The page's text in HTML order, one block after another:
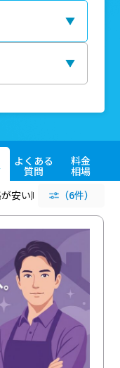
よくある
質問
料金
相場
安い順 評価が高い順
（6件）